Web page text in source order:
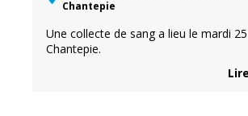
Chantepie
Une collecte de sang a lieu le mardi
Chantepie.